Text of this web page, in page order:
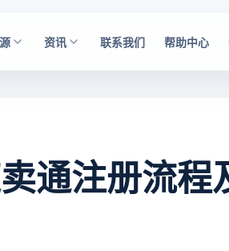
资讯 联系我们 帮助中心
通注册流程